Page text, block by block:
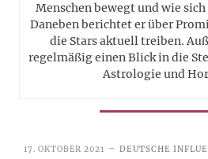
Menschen bewegt und wie
Daneben berichtet er über
die Stars aktuell treiben.
regelmäßig einen Blick in die
Astrologie und
17. OKTOBER 2021 DEUTSCHE